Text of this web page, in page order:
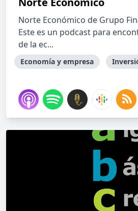
Norte Económico de Grupo
Este es un podcast para
de la ec...
Economía y empresa